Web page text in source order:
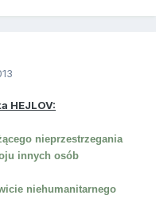
HEJLOV:
nieprzestrzegania
innych osób
niehumanitarnego